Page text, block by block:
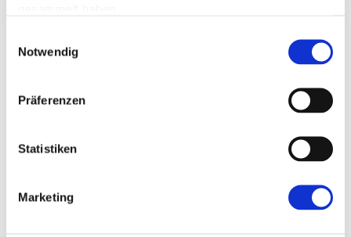
Notwendig
Präferenzen
Statistiken
Marketing